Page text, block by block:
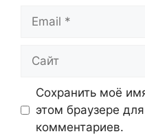
Сохранить моё
этом браузере
комментариев.